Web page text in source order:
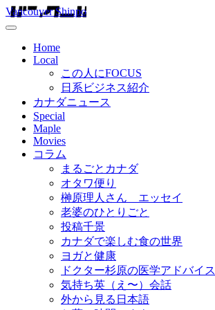
Vancouver Shinpo
Home
Local
この人にFOCUS
日系ビジネス紹介
カナダニュース
Special
Maple
Movies
コラム
まるごとカナダ
オタワ便り
榊原理人さん エッセイ
老婆のひとりごと
投稿千景
カナダで楽しむ食の世界
ヨガと健康
ドクター杉原の医学アドバイス
気持ち英（え〜）会話
外から見る日本語